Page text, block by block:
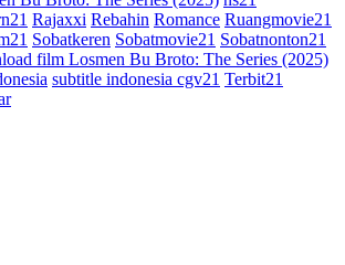
Rajaxxi Rebahin Romance Ruangmovie21
Sobatkeren Sobatmovie21 Sobatnonton21
film Losmen Bu Broto: The Series (2025)
subtitle indonesia cgv21 Terbit21